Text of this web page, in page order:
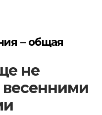
— общая
не
весенними